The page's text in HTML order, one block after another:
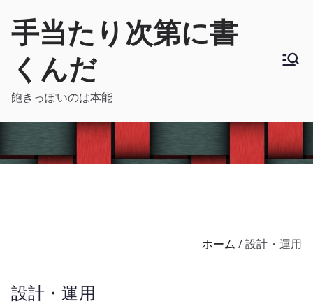
手当たり次第に書
くんだ
飽きっぽいのは本能
設計・運用
ホーム 設計・運用